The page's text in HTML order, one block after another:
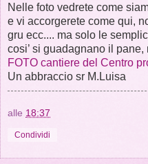
Nelle foto vedrete come
e vi accorgerete come qui,
gru ecc.... ma solo le
cosi’ si guadagnano il
FOTO cantiere del Centro
Un abbraccio sr M.Luisa
alle 18:37
Condividi